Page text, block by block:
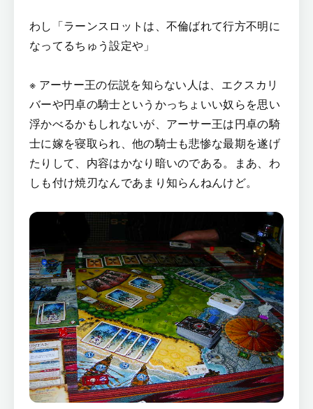
わし「ラーンスロットは、不倫ばれて行方不明に
なってるちゅう設定や」
※ アーサー王の伝説を知らない人は、エクスカリ
バーや円卓の騎士というかっちょいい奴らを思い
浮かべるかもしれないが、アーサー王は円卓の騎
士に嫁を寝取られ、他の騎士も悲惨な最期を遂げ
たりして、内容はかなり暗いのである。まあ、わ
しも付け焼刃なんであまり知らんねんけど。